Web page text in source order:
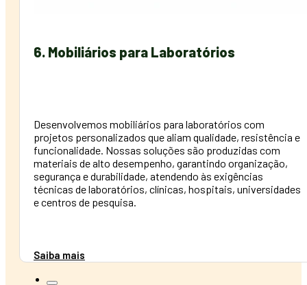
6. Mobiliários para Laboratórios
Desenvolvemos mobiliários para laboratórios com
projetos personalizados que aliam qualidade, resistência e
funcionalidade. Nossas soluções são produzidas com
materiais de alto desempenho, garantindo organização,
segurança e durabilidade, atendendo às exigências
técnicas de laboratórios, clínicas, hospitais, universidades
e centros de pesquisa.
Saiba mais